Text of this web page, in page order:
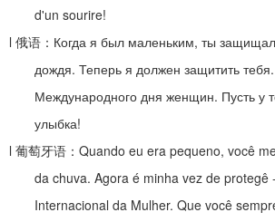
d'un sourire!
l 俄语： Когда я был маленьким, ты
дождя. Теперь я должен защитить
Международного дня женщин. Пусть у
улыбка!
l 葡萄牙语： Quando eu era pequeno, você
da chuva. Agora é minha vez de protegê
Internacional da Mulher. Que você